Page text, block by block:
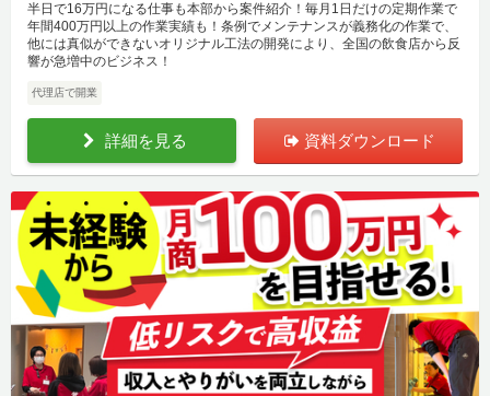
半日で16万円になる仕事も本部から案件紹介！毎月1日だけの定期作業で
年間400万円以上の作業実績も！条例でメンテナンスが義務化の作業で、
他には真似ができないオリジナル工法の開発により、全国の飲食店から反
響が急増中のビジネス！
代理店で開業
詳細を見る 資料ダウンロード